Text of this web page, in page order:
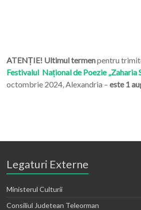
ATENȚIE! Ultimul termenpentru
Festivalul Național de Poezie „Zaharia
octombrie 2024, Alexandria – este 1
Legaturi Externe
Ministerul Culturii
Consiliul Judetean Teleorman